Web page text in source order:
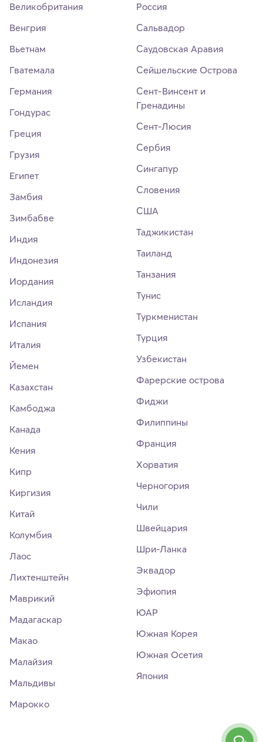
Великобритания
Венгрия
Вьетнам
Гватемала
Германия
Гондурас
Греция
Грузия
Египет
Замбия
Зимбабве
Индия
Индонезия
Иордания
Исландия
Испания
Италия
Йемен
Казахстан
Камбоджа
Канада
Кения
Кипр
Киргизия
Китай
Колумбия
Лаос
Лихтенштейн
Маврикий
Мадагаскар
Макао
Малайзия
Мальдивы
Марокко
Россия
Сальвадор
Саудовская Аравия
Сейшельские Острова
Сент-Винсент и
Гренадины
Сент-Люсия
Сербия
Сингапур
Словения
США
Таджикистан
Таиланд
Танзания
Тунис
Туркменистан
Турция
Узбекистан
Фарерские острова
Фиджи
Филиппины
Франция
Хорватия
Черногория
Чили
Швейцария
Шри-Ланка
Эквадор
Эфиопия
ЮАР
Южная Корея
Южная Осетия
Япония